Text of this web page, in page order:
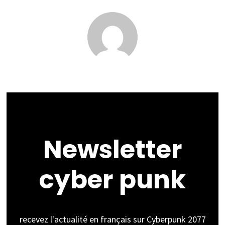
Newsletter
cyber punk
recevez l'actualité en français sur Cyberpunk 2077